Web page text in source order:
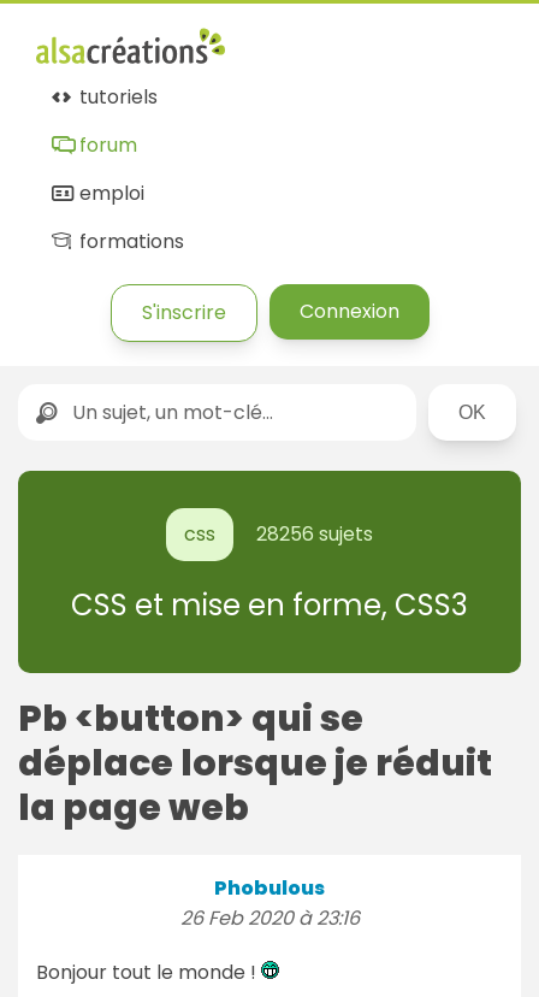
tutoriels
forum
emploi
formations
S'inscrire Connexion
Rechercher
css 28256 sujets
CSS et mise en forme, CSS3
Pb <button> qui se
déplace lorsque je réduit
la page web
Phobulous
26 Feb 2020 à 23:16
Bonjour tout le monde !